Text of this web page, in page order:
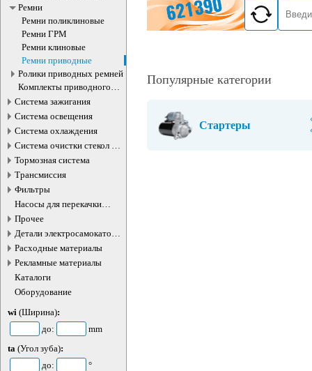
Ремни
Ремни поликлиновые
Ремни ГРМ
Ремни клиновые
Ремни приводные
Ролики приводных ремней
Комплекты приводного
ремня
Система зажигания
Система освещения
Система охлаждения
Система очистки стекол и
фар
Тормозная система
Трансмиссия
Фильтры
Насосы для перекачки
жидкостей
Прочее
Детали электросамокатов и
электротранспорта
Расходные материалы
Рекламные материалы
Каталоги
Оборудование
wi (Ширина):
до:
mm
ta (Угол зуба):
до:
°
Популярные категории
Стартеры